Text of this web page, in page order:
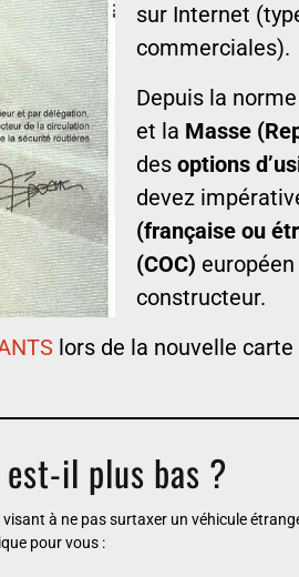
sur Internet
commerciales).
Depuis la
et la Masse
des options
devez
(française ou
(COC)
constructeur.
lors de la nouvelle carte
il plus bas ?
à ne pas surtaxer un véhicule
pour vous :